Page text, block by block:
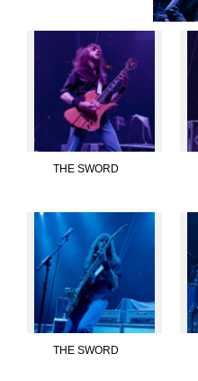
THE SWORD
THE SWORD